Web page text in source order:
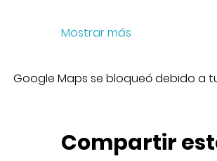
Mostrar más
Google Maps se bloqueó debido a
Compartir